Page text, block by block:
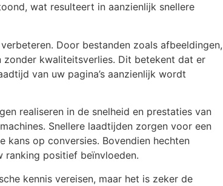
wat resulteert in aanzienlijk snellere
Door bestanden zoals afbeeldingen,
kwaliteitsverlies. Dit betekent dat er
van uw pagina’s aanzienlijk wordt
realiseren in de snelheid en prestaties van
Snellere laadtijden zorgen voor een
kans op conversies. Bovendien hechten
ranking positief beïnvloeden.
kennis vereisen, maar het is zeker de